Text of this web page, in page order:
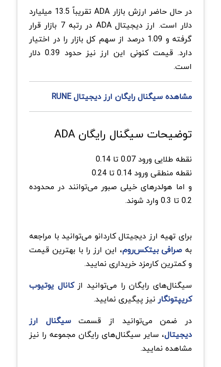
در حال حاضر ارزش بازار ADA تقریباً 13.5 میلیارد
دلار است. ارز دیجیتال ADA در رتبه 7 بازار قرار
گرفته و 1.09 درصد از سهم کل بازار را در اختیار
دارد. قیمت کنونی این ارز نیز حدود 0.39 دلار
است.
مشاهده سیگنال رایگان ارز دیجیتالRUNE
توضیحات سیگنال رایگان ADA
نقطه طلایی ورود 0.07 تا 0.14
نقطه منطقی ورود 0.14 تا 0.24
و اما هولدرهای خیلی صبور می‌توانند در محدوده
0.2 تا 0.3 وارد شوند.
برای تهیه ارز دیجیتال کاردانو می‌توانید با مراجعه
به صرافی بیتکس‌روم، این ارز را با بهترین قیمت
و کمترین کارمزد خریداری نمایید.
سیگنال‌های رایگان را می‌توانید ازکانال یوتیوب
کریپتونگارنیز پیگیری نمایید.
در ضمن می‌توانید از قسمتسیگنال ارز
دیجیتال، سایر سیگنال‌های رایگان مجموعه را نیز
مشاهده نمایید.